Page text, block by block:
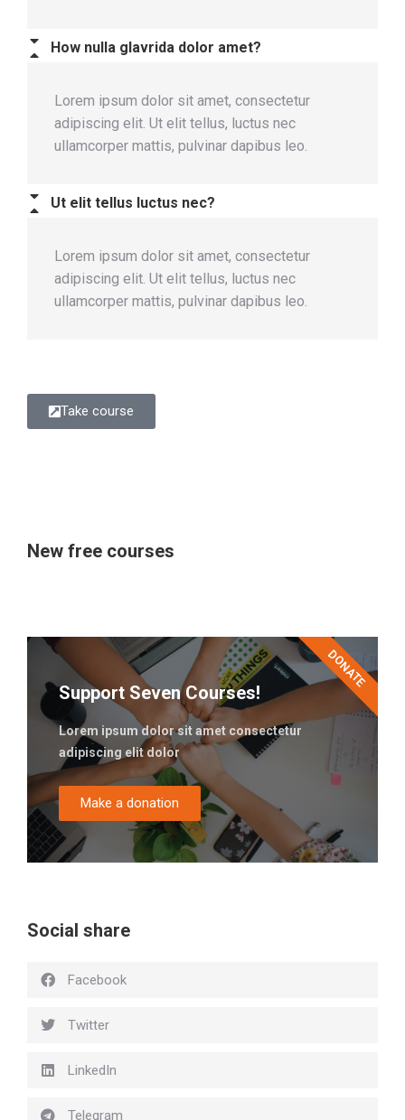
How nulla glavrida dolor amet?
Lorem ipsum dolor sit amet, consectetur
adipiscing elit. Ut elit tellus, luctus nec
ullamcorper mattis, pulvinar dapibus leo.
Ut elit tellus luctus nec?
Lorem ipsum dolor sit amet, consectetur
adipiscing elit. Ut elit tellus, luctus nec
ullamcorper mattis, pulvinar dapibus leo.
Take course
New free courses
Support Seven Courses!
Lorem ipsum dolor sit amet consectetur
adipiscing elit dolor
Make a donation
DONATE
Social share
Facebook
Twitter
LinkedIn
Telegram